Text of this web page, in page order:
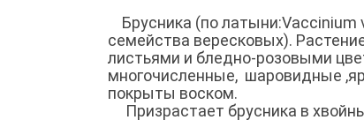
Брусника (по латыни:Vaccinium
семейства вересковых).
листьями и бледно-розовыми
многочисленные, шаровидные
покрыты воском.
Призрастает брусника в